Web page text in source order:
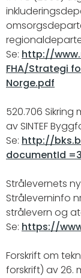
Se: http://
FHA/Strategi
Norge.pdf
520.706
av SINTEF
Se: http://
documentId
Strålevernets
Stråleverninfo
strålevern og
Se: https://
Forskrift om
forskrift) av 26.